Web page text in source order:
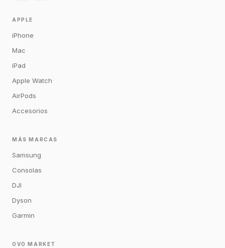
APPLE
iPhone
Mac
iPad
Apple Watch
AirPods
Accesorios
MÁS MARCAS
Samsung
Consolas
DJI
Dyson
Garmin
OVO MARKET